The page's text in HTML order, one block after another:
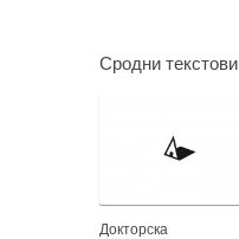
Сродни текстови
Докторска